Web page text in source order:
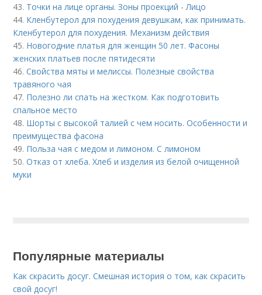
43. Точки на лице органы. Зоны проекций - Лицо
44. Кленбутерол для похудения девушкам, как принимать.
Кленбутерол для похудения. Механизм действия
45. Новогодние платья для женщин 50 лет. Фасоны
женских платьев после пятидесяти
46.Свойства мяты и мелиссы. Полезные свойства
травяного чая
47. Полезно ли спать на жестком. Как подготовить
спальное место
48. Шорты с высокой талией с чем носить. Особенности и
преимущества фасона
49. Польза чая с медом и лимоном. С лимоном
50.Отказ от хлеба. Хлеб и изделия из белой очищенной
муки
Популярные материалы
Как скрасить досуг. Смешная история о том, как скрасить
свой досуг!